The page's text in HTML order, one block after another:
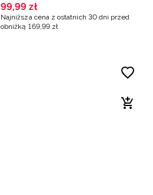
99,99 zł
Najniższa cena z ostatnich 30 dni przed
obniżką 169,99 zł